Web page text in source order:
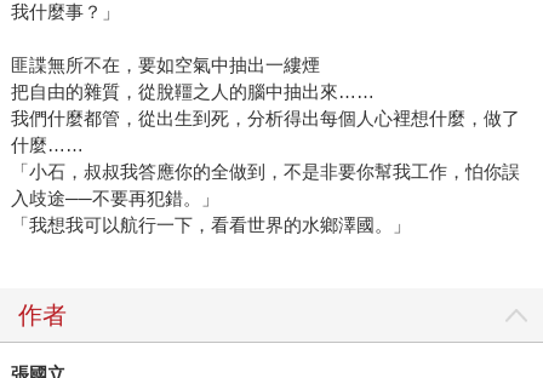
我什麼事？」
匪諜無所不在，要如空氣中抽出一縷煙
把自由的雜質，從脫韁之人的腦中抽出來……
我們什麼都管，從出生到死，分析得出每個人心裡想什麼，做了
什麼……
「小石，叔叔我答應你的全做到，不是非要你幫我工作，怕你誤
入歧途──不要再犯錯。」
「我想我可以航行一下，看看世界的水鄉澤國。」
作者
張國立